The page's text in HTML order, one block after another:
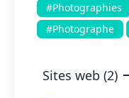
#Photographies
#Photographe
Sites web (2)